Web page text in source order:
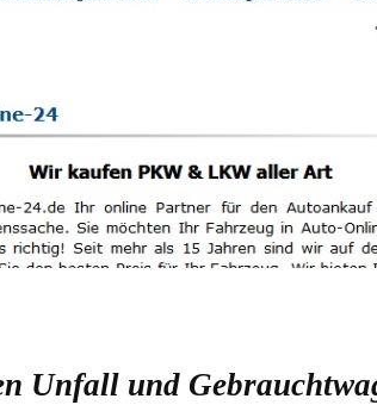
Unfall und